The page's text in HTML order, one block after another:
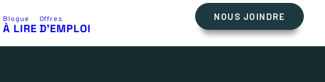
Blogue
À LIRE
Offres
D’EMPLOI
NOUS JOINDRE